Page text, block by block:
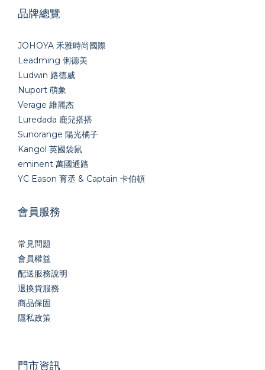
品牌總覽
JOHOYA 禾雅時尚國際
Leadming 俐德美
Ludwin 路德威
Nuport 萌象
Verage 維麗杰
Luredada 鹿兒搭搭
Sunorange 陽光橘子
Kangol 英國袋鼠
eminent 萬國通路
YC Eason 育丞 & Captain 卡伯頓
會員服務
常見問題
會員權益
配送服務說明
退換貨服務
商品保固
隱私政策
門市資訊